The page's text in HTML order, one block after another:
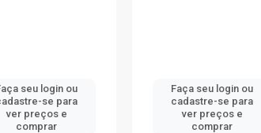
seu login ou
se para
ver preços e
comprar
Faça seu login ou
cadastre-se para
ver preços e
comprar